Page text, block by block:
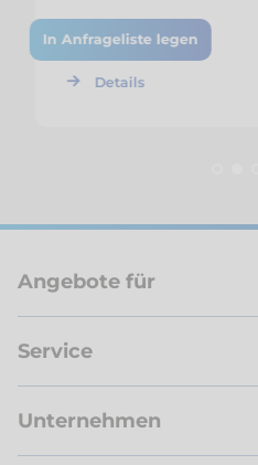
In Anfrageliste legen
Details
Angebote für
Service
Unternehmen